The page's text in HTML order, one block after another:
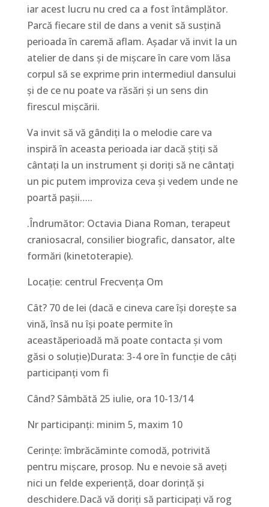
iar acest lucru nu cred ca a fost întâmplător.
Parcă fiecare stil de dans a venit să susțină
perioada în caremă aflam. Așadar vă invit la un
atelier de dans și de mișcare în care vom lăsa
corpul să se exprime prin intermediul dansului
și de ce nu poate va răsări și un sens din
firescul mișcării.
Va invit să vă gândiți la o melodie care va
inspiră în aceasta perioada iar dacă știți să
cântați la un instrument și doriți să ne cântați
un pic putem improviza ceva și vedem unde ne
poartă pașii…..
.Îndrumător: Octavia Diana Roman, terapeut
craniosacral, consilier biografic, dansator, alte
formări (kinetoterapie).
Locație: centrul Frecvența Om
Cât? 70 de lei (dacă e cineva care își dorește sa
vină, însă nu își poate permite în
aceastăperioadă mă poate contacta și vom
găsi o soluție)Durata: 3-4 ore în funcție de câți
participanți vom fi
Când? Sâmbătă 25 iulie, ora 10-13/14
Nr participanți: minim 5, maxim 10
Cerințe: îmbrăcăminte comodă, potrivită
pentru mișcare, prosop. Nu e nevoie să aveți
nici un felde experiență, doar dorință și
deschidere.Dacă vă doriți să participați vă rog